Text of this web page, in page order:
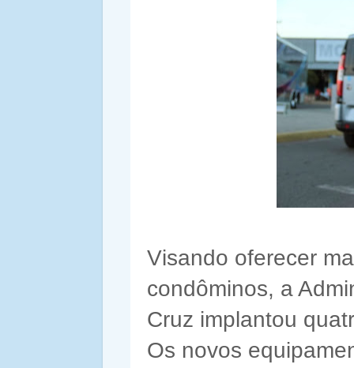
Visando oferecer
condôminos, a
Cruz implantou
Os novos